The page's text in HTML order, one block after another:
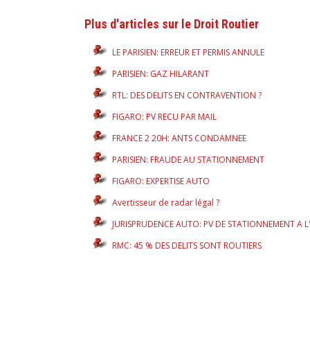
Plus d'articles sur le Droit Routier
LE PARISIEN: ERREUR ET PERMIS ANNULE
PARISIEN: GAZ HILARANT
RTL: DES DELITS EN CONTRAVENTION ?
FIGARO: PV RECU PAR MAIL
FRANCE 2 20H: ANTS CONDAMNEE
PARISIEN: FRAUDE AU STATIONNEMENT
FIGARO: EXPERTISE AUTO
Avertisseur de radar légal ?
JURISPRUDENCE AUTO: PV DE STATIONNEMENT A
RMC: 45 % DES DELITS SONT ROUTIERS